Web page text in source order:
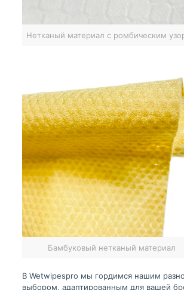
Нетканый материал с ромбическим
Бамбуковый нетканый материал
В Wetwipespro мы гордимся нашим
выбором, адаптированным для вашей